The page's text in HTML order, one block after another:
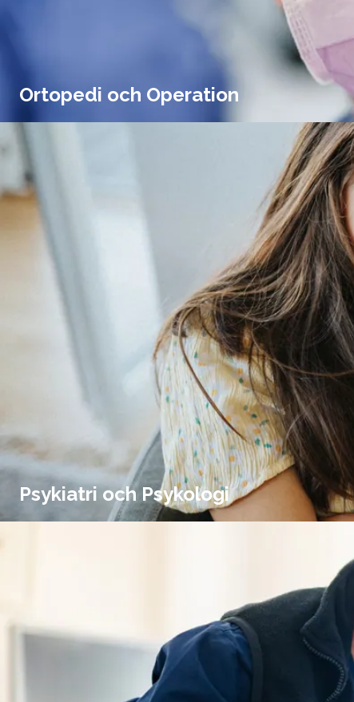
Ortopedi och Operation
Psykiatri och Psykologi